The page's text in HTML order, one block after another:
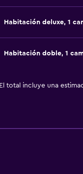
Habitación deluxe, 1
Habitación doble, 1
El total incluye una